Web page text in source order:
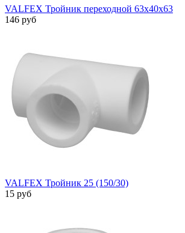
VALFEX Тройник переходной 63х40х63
146 руб
VALFEX Тройник 25 (150/30)
15 руб